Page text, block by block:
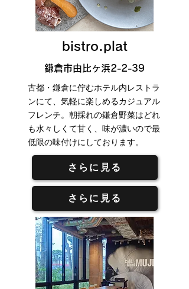
bistro.plat
鎌倉市由比ヶ浜2-2-39
古都・鎌倉に佇むホテル内レストラ
ンにて、気軽に楽しめるカジュアル
フレンチ。朝採れの鎌倉野菜はどれ
も水々しくて甘く、味が濃いので最
低限の味付けにしております。
さらに見る
さらに見る